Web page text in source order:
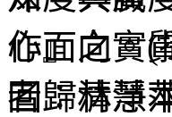
心』之實
回歸清淨